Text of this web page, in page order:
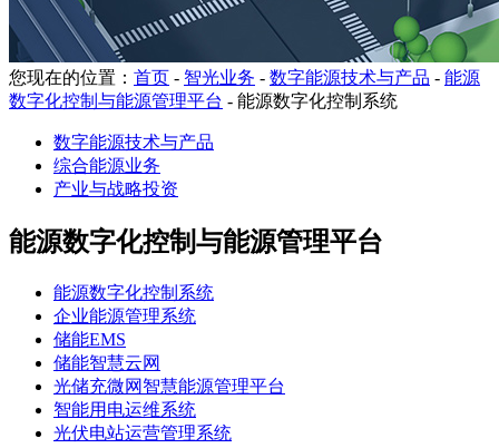
您现在的位置： 首页 - 智光业务 - 数字能源技术与产品 - 能源
数字化控制与能源管理平台 - 能源数字化控制系统
数字能源技术与产品
综合能源业务
产业与战略投资
能源数字化控制与能源管理平台
能源数字化控制系统
企业能源管理系统
储能EMS
储能智慧云网
光储充微网智慧能源管理平台
智能用电运维系统
光伏电站运营管理系统